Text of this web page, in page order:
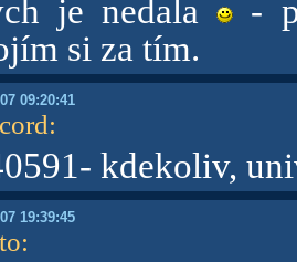
je nedala
-
si za tím.
09:20:41
:
kdekoliv,
19:39:45
: